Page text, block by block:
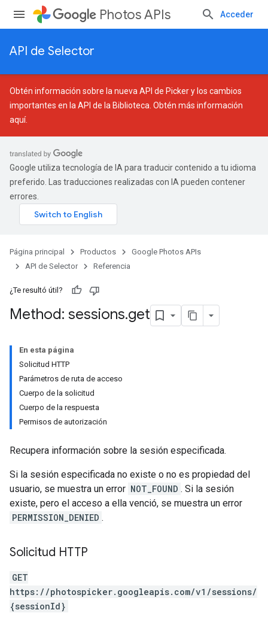
Photos APIs Acceder
API de Selector
Obtén información sobre la nueva API de Picker y los cambios
importantes en la API de la Biblioteca. Obtén más información
aquí.
Google utiliza tecnología de IA para traducir contenido a tu idioma
preferido. Las traducciones realizadas con IA pueden contener
errores.
Página principal Productos
Google Photos APIs
API de Selector
Referencia
¿Te resultó útil?
Method: sessions.get
En esta página
Solicitud HTTP
Parámetros de ruta de acceso
Cuerpo de la solicitud
Cuerpo de la respuesta
Permisos de autorización
Recupera información sobre la sesión especificada.
Si la sesión especificada no existe o no es propiedad del
usuario, se muestra un error NOT_FOUND . Si la sesión
existe, pero el acceso a ella venció, se muestra un error
PERMISSION_DENIED .
Solicitud HTTP
GET
https://photospicker.googleapis.com/v1/sessions/
{sessionId}